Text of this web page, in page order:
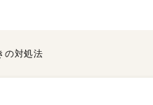
の対処法